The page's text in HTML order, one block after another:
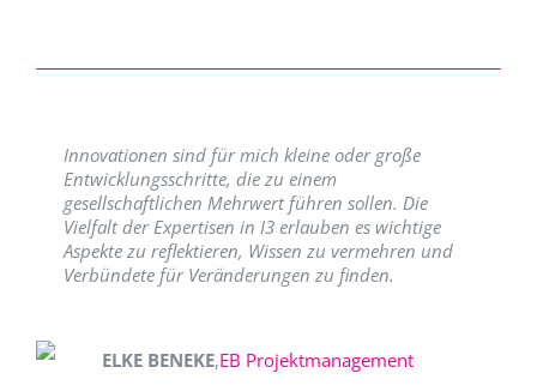
Innovationen sind für mich kleine oder große
Entwicklungsschritte, die zu einem
gesellschaftlichen Mehrwert führen sollen. Die
Vielfalt der Expertisen in I3 erlauben es wichtige
Aspekte zu reflektieren, Wissen zu vermehren und
Verbündete für Veränderungen zu finden.
ELKE BENEKE,EB Projektmanagement